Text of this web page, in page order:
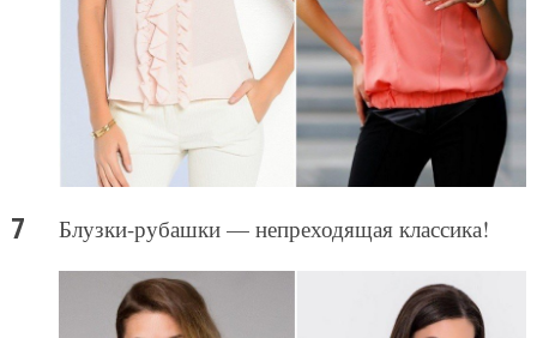
Блузки-рубашки — непреходящая классика!